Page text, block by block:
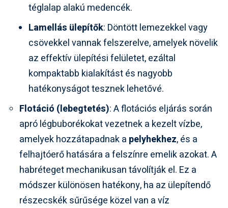
téglalap alakú medencék.
Lamellás ülepítők: Döntött lemezekkel vagy
csövekkel vannak felszerelve, amelyek növelik
az effektív ülepítési felületet, ezáltal
kompaktabb kialakítást és nagyobb
hatékonyságot tesznek lehetővé.
Flotáció (lebegtetés): A flotációs eljárás során
apró légbuborékokat vezetnek a kezelt vízbe,
amelyek hozzátapadnak a pelyhekhez, és a
felhajtóerő hatására a felszínre emelik azokat. A
habréteget mechanikusan távolítják el. Ez a
módszer különösen hatékony, ha az ülepítendő
részecskék sűrűsége közel van a víz